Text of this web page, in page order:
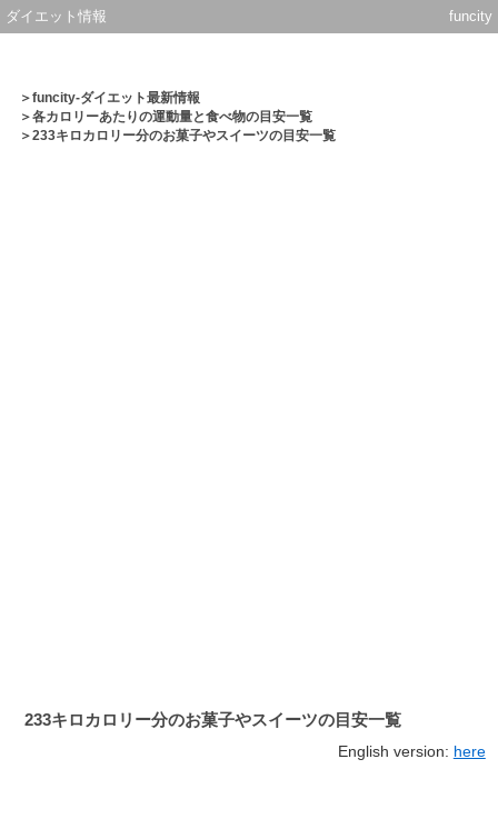
ダイエット情報 funcity
＞funcity-ダイエット最新情報
＞各カロリーあたりの運動量と食べ物の目安一覧
＞233キロカロリー分のお菓子やスイーツの目安一覧
233キロカロリー分のお菓子やスイーツの目安一覧
English version: here